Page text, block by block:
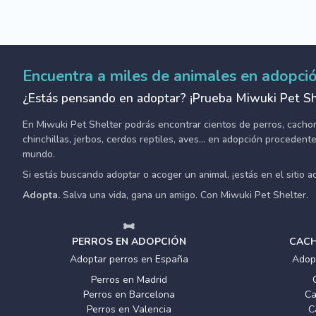
Encuentra a miles de animales en
¿Estás pensando en adoptar? ¡Prueba Miwuki Pet
En Miwuki Pet Shelter podrás encontrar cientos de perros,
chinchillas, jerbos, cerdos reptiles, aves... en adopción
mundo.
Si estás buscando adoptar o acoger un animal, ¡estás en el sitio
Adopta. Salva una vida, gana un amigo. Con Miwuki Pet Shelter.
PERROS EN ADOPCIÓN
Adoptar perros en España
Perros en Madrid
Perros en Barcelona
Perros en Valencia